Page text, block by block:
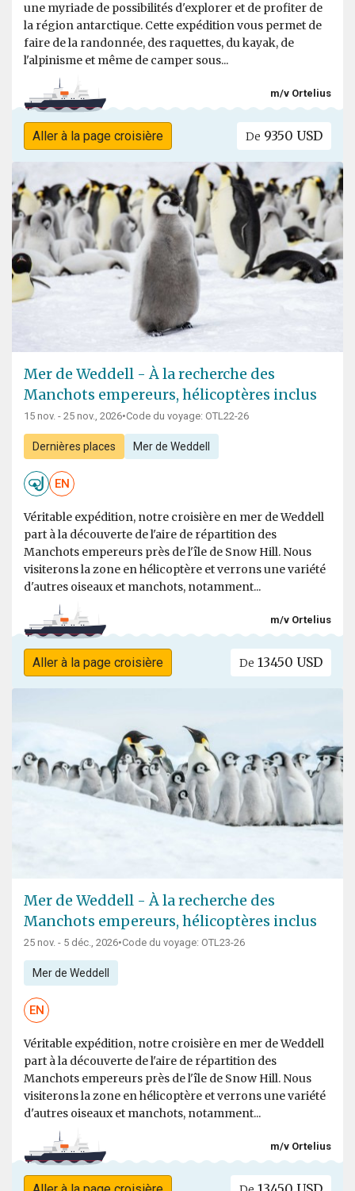
une myriade de possibilités d'explorer et de profiter de
la région antarctique. Cette expédition vous permet de
faire de la randonnée, des raquettes, du kayak, de
l'alpinisme et même de camper sous...
m/v Ortelius
Aller à la page croisière De 9350 USD
Mer de Weddell - À la recherche des
Manchots empereurs, hélicoptères inclus
15 nov. - 25 nov., 2026•Code du voyage: OTL22-26
Dernières places Mer de Weddell
EN
Véritable expédition, notre croisière en mer de Weddell
part à la découverte de l'aire de répartition des
Manchots empereurs près de l'île de Snow Hill. Nous
visiterons la zone en hélicoptère et verrons une variété
d'autres oiseaux et manchots, notamment...
m/v Ortelius
Aller à la page croisière De 13450 USD
Mer de Weddell - À la recherche des
Manchots empereurs, hélicoptères inclus
25 nov. - 5 déc., 2026•Code du voyage: OTL23-26
Mer de Weddell
EN
Véritable expédition, notre croisière en mer de Weddell
part à la découverte de l'aire de répartition des
Manchots empereurs près de l'île de Snow Hill. Nous
visiterons la zone en hélicoptère et verrons une variété
d'autres oiseaux et manchots, notamment...
m/v Ortelius